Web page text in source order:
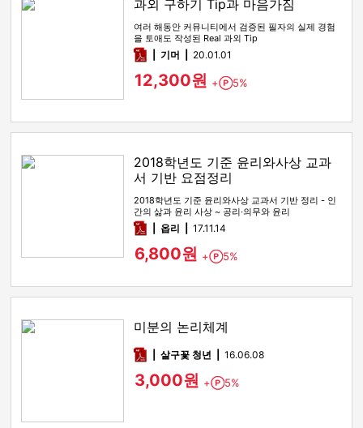
과외 구하기 Tip과 마음가짐
여러 해동안 커뮤니티에서 검증된 필자의 실제 경험
을 토애도 작성된 Real 과외 Tip
pdf기머 20.01.01
12,300원 + Point
5%
2018학년도 기준 윤리와사상 교과
서 기반 요점정리
2018학년도 기준 윤리와사상 교과서 기반 정리 - 인
간의 삶과 윤리 사상 ~ 공리·의무와 윤리
pdf옵리 17.11.14
6,800원 + Point
5%
미분의 논리체계
pdf살구꽃 청년 16.06.08
3,000원 + Point
5%